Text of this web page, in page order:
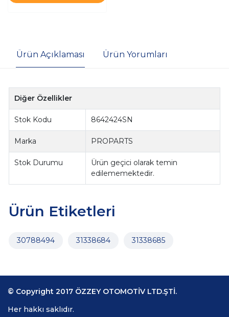
Ürün Açıklaması Ürün Yorumları
Diğer Özellikler
Stok Kodu 8642424SN
Marka PROPARTS
Stok Durumu
Ürün geçici olarak temin
edilememektedir.
Ürün Etiketleri
30788494 31338684 31338685
© Copyright 2017 ÖZZEY OTOMOTİV LTD.ŞTİ.
Her hakkı saklıdır.